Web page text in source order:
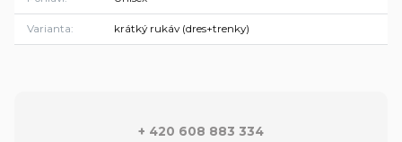
Varianta krátký rukáv (dres+trenky)
+ 420 608 883 334